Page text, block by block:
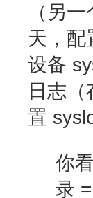
（另
天，配
设备
日志
置
你
录